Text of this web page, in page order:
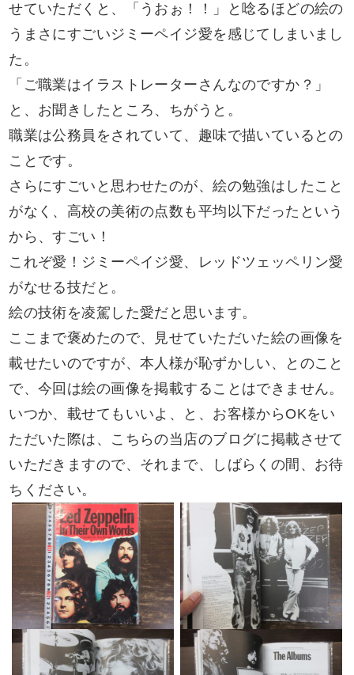
せていただくと、「うおぉ！！」と唸るほどの絵の
うまさにすごいジミーペイジ愛を感じてしまいまし
た。
「ご職業はイラストレーターさんなのですか？」
と、お聞きしたところ、ちがうと。
職業は公務員をされていて、趣味で描いているとの
ことです。
さらにすごいと思わせたのが、絵の勉強はしたこと
がなく、高校の美術の点数も平均以下だったという
から、すごい！
これぞ愛！ジミーペイジ愛、レッドツェッペリン愛
がなせる技だと。
絵の技術を凌駕した愛だと思います。
ここまで褒めたので、見せていただいた絵の画像を
載せたいのですが、本人様が恥ずかしい、とのこと
で、今回は絵の画像を掲載することはできません。
いつか、載せてもいいよ、と、お客様からOKをい
ただいた際は、こちらの当店のブログに掲載させて
いただきますので、それまで、しばらくの間、お待
ちください。